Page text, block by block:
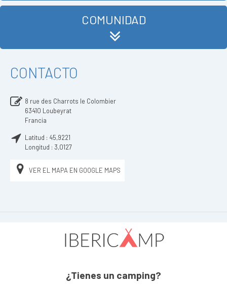
COMUNIDAD
CONTACTO
8 rue des Charrots le Colombier
63410 Loubeyrat
Francia
Latitud : 45,9221
Longitud : 3,0127
VER EL MAPA EN GOOGLE MAPS
¿Tienes un camping?